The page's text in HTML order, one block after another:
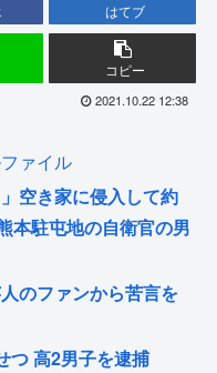
はてブ
コピー
2021.10.22 12:38
ァイル
空き家に侵入して約
本駐屯地の自衛官の男
のファンから苦言を
つ 高2男子を逮捕